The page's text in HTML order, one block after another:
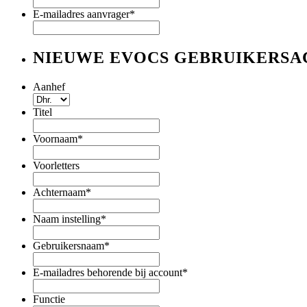
E-mailadres aanvrager*
NIEUWE EVOCS
Aanhef
Titel
Voornaam*
Voorletters
Achternaam*
Naam instelling*
Gebruikersnaam*
E-mailadres behorende bij account*
Functie